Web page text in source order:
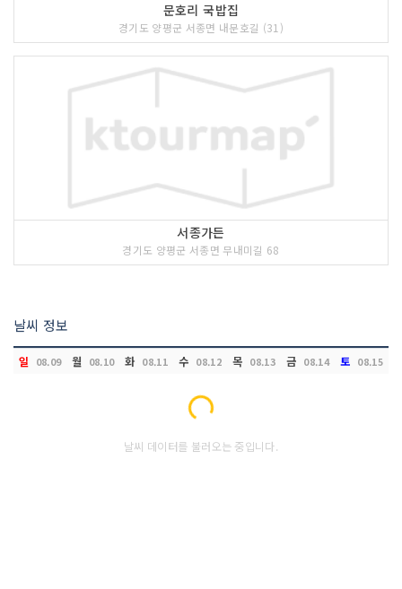
문호리 국밥집
경기도 양평군 서종면 내문호길 (31)
서종가든
경기도 양평군 서종면 무내미길 68
날씨 정보
일 08.09 월 08.10 화 08.11 수 08.12 목 08.13 금 08.14 토 08.15
Loading...
날씨 데이터를 불러오는 중입니다.